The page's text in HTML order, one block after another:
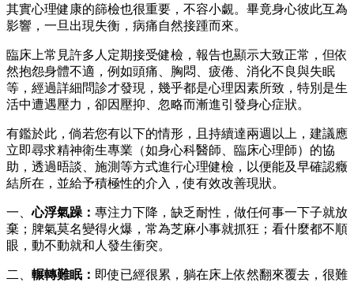
其實心理健康的篩檢也很重要，不容小覷。畢竟身心彼此互為
影響，一旦出現失衡，病痛自然接踵而來。
臨床上常見許多人定期接受健檢，報告也顯示大致正常，但依
然抱怨身體不適，例如頭痛、胸悶、疲倦、消化不良與失眠
等，經過詳細問診才發現，幾乎都是心理因素所致，特別是生
活中遭遇壓力，卻因壓抑、忽略而漸進引發身心症狀。
有鑑於此，倘若您有以下的情形，且持續達兩週以上，建議應
立即尋求精神衛生專業（如身心科醫師、臨床心理師）的協
助，透過晤談、施測等方式進行心理健檢，以便能及早確認癥
結所在，並給予積極性的介入，使有效改善現狀。
一、心浮氣躁： 專注力下降，缺乏耐性，做任何事一下子就放
棄；脾氣莫名變得火爆，常為芝麻小事就抓狂；看什麼都不順
眼，動不動就和人發生衝突。
二、 輾轉難眠： 即使已經很累，躺在床上依然翻來覆去，很難